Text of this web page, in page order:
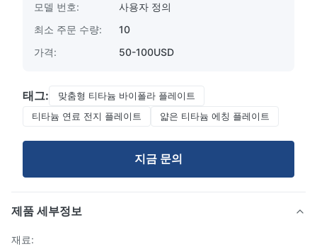
모델 번호:
사용자 정의
최소 주문 수량:
10
가격:
50-100USD
태그:
맞춤형 티타늄 바이폴라 플레이트
티타늄 연료 전지 플레이트
얇은 티타늄 에칭 플레이트
지금 문의
제품 세부정보
재료: